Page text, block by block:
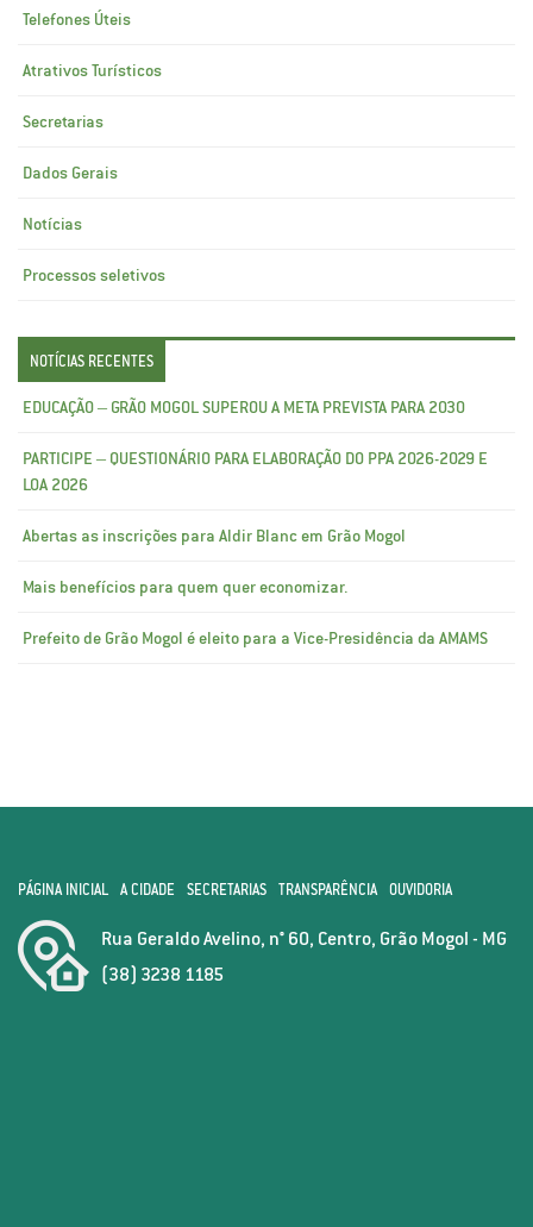
Telefones Úteis
Atrativos Turísticos
Secretarias
Dados Gerais
Notícias
Processos seletivos
NOTÍCIAS RECENTES
EDUCAÇÃO – GRÃO MOGOL SUPEROU A META PREVISTA PARA 2030
PARTICIPE – QUESTIONÁRIO PARA ELABORAÇÃO DO PPA 2026-2029 E
LOA 2026
Abertas as inscrições para Aldir Blanc em Grão Mogol
Mais benefícios para quem quer economizar.
Prefeito de Grão Mogol é eleito para a Vice-Presidência da AMAMS
PÁGINA INICIAL A CIDADE SECRETARIAS TRANSPARÊNCIA OUVIDORIA
Rua Geraldo Avelino, n° 60, Centro, Grão Mogol - MG
(38) 3238 1185